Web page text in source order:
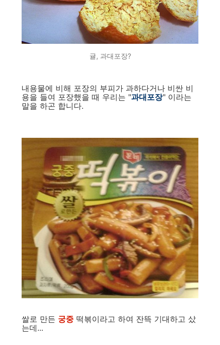
귤, 과대포장?
내용물에 비해 포장의 부피가 과하다거나 비싼 비
용을 들여 포장했을 때 우리는 "과대포장" 이라는
말을 하곤 합니다.
쌀로 만든 궁중 떡볶이라고 하여 잔뜩 기대하고 샀
는데...